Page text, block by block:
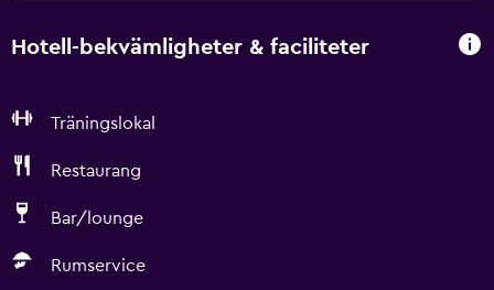
Hotell-bekvämligheter & faciliteter
Träningslokal
Restaurang
Bar/lounge
Rumservice